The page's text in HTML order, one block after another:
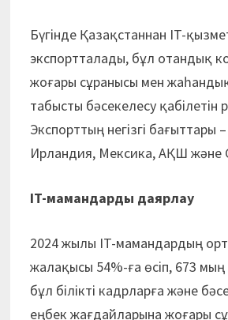
Бүгінде Қазақстаннан IT-
экспортталады, бұл отандық
жоғары сұранысы мен
табысты бәсекелесу қабілетін
Экспорттың негізгі бағыттары
Ирландия, Мексика, АҚШ және
IT-мамандарды даярлау
2024 жылы IT-мамандардың
жалақысы 54%-ға өсіп, 673 мың
бұл білікті кадрларға және
еңбек жағдайларына жоғары